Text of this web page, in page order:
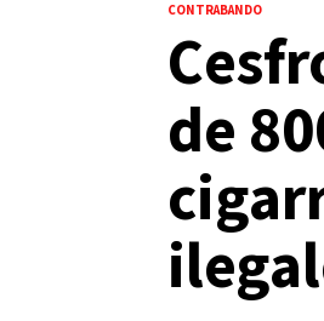
CONTRABANDO
de